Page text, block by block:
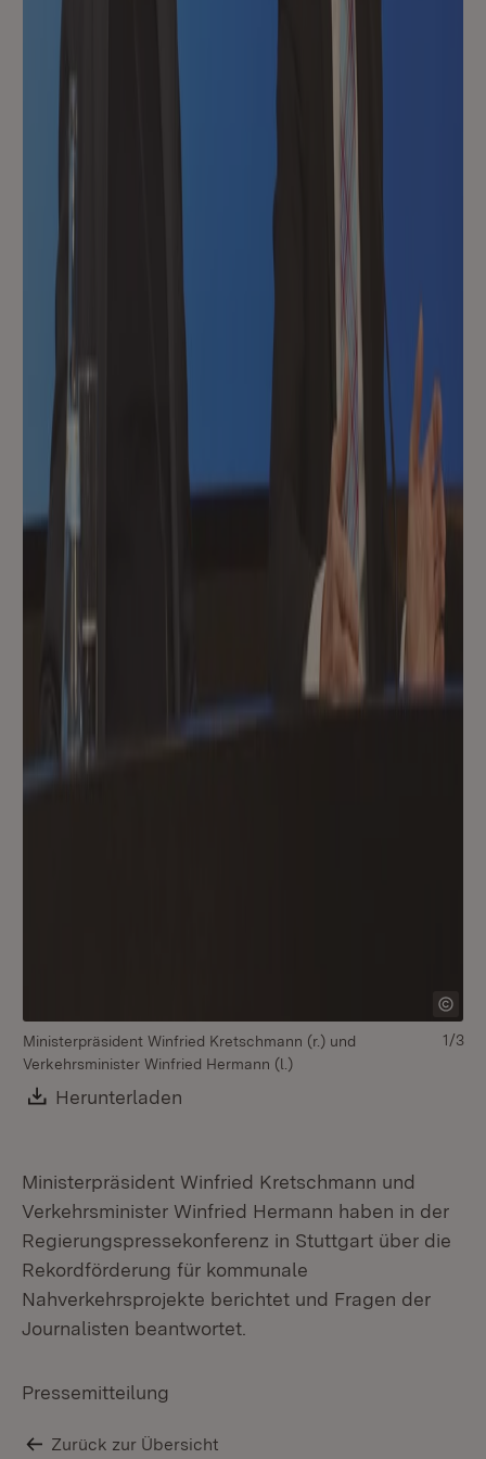
Ministerpräsident Winfried Kretschmann (r.) und
Verkehrsminister Winfried Hermann (l.)
Download:
Herunterladen
1/3
Ministerpräsident Winfried Kretschmann und
Verkehrsminister Winfried Hermann haben in der
Regierungspressekonferenz in Stuttgart über die
Rekordförderung für kommunale
Nahverkehrsprojekte berichtet und Fragen der
Journalisten beantwortet.
Pressemitteilung
Zurück zur Übersicht